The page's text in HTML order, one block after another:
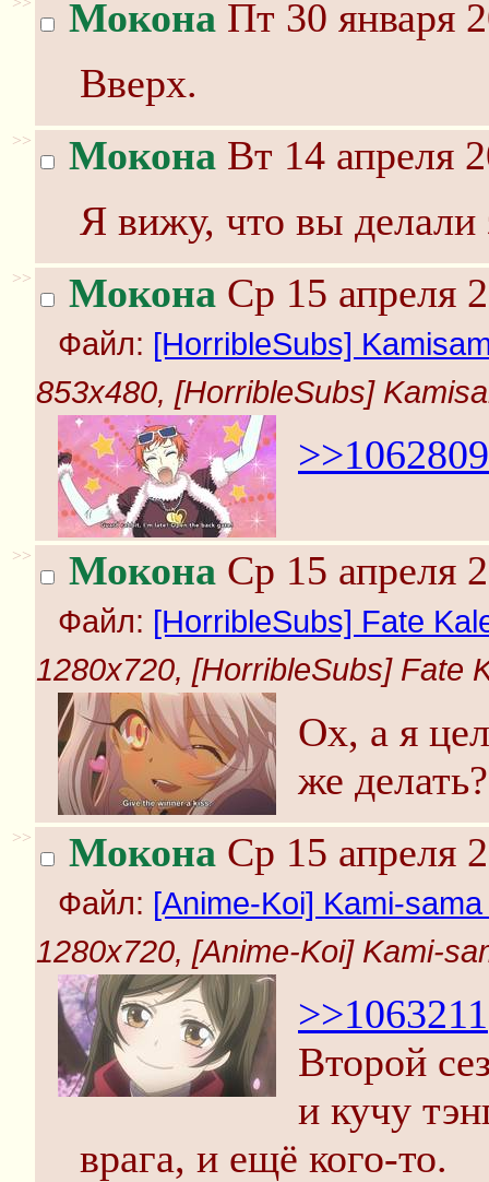
Мокона Пт 30 января
Вверх.
>> Мокона Вт 14 апреля
Я вижу, что вы делали
>> Мокона Ср 15 апреля
Файл: [HorribleSubs]
853x480, [HorribleSubs]
>>1062809
>> Мокона Ср 15 апреля
Файл: [HorribleSubs] Fate
1280x720, [HorribleSubs] Fate
Ох, а я
же делать?
>> Мокона Ср 15 апреля
Файл: [Anime-Koi] Kami-
1280x720, [Anime-Koi] Kami-
>>1063211
Второй
и кучу
врага, и ещё кого-то.